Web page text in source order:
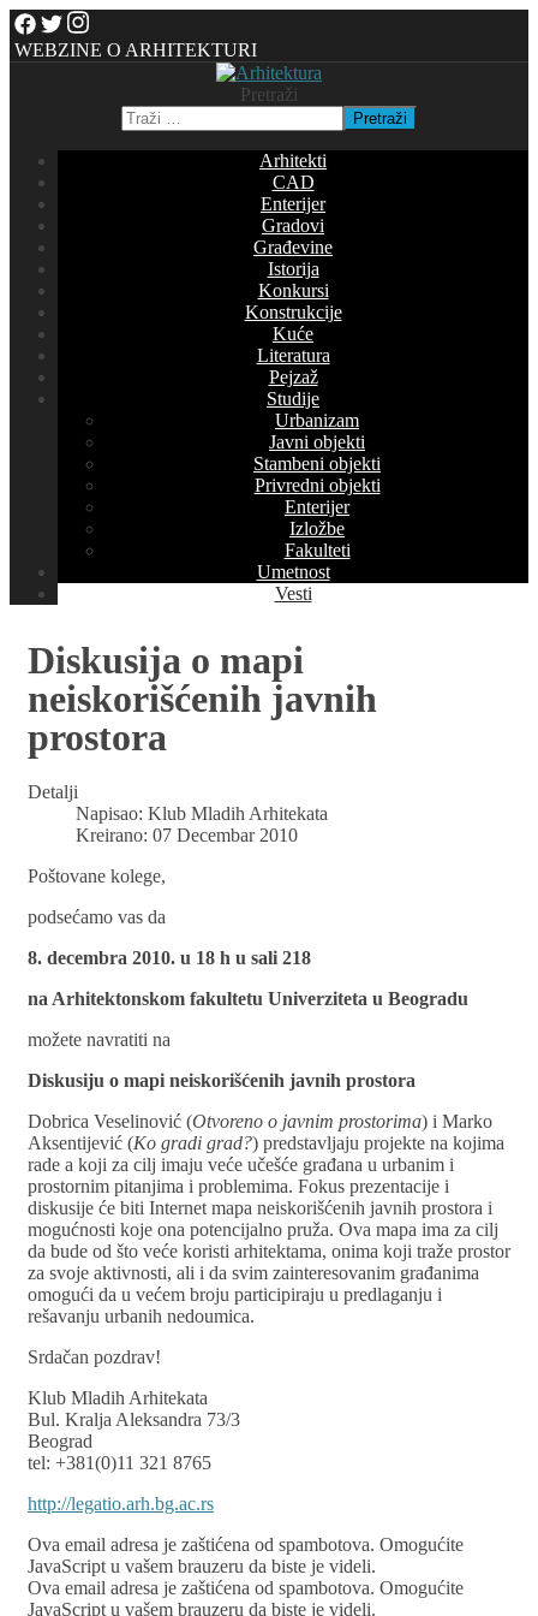
WEBZINE O ARHITEKTURI
Pretraži
Pretraži
Arhitekti
CAD
Enterijer
Gradovi
Građevine
Istorija
Konkursi
Konstrukcije
Kuće
Literatura
Pejzaž
Studije
Urbanizam
Javni objekti
Stambeni objekti
Privredni objekti
Enterijer
Izložbe
Fakulteti
Umetnost
Vesti
Diskusija o mapi
neiskorišćenih javnih
prostora
Detalji
Napisao: Klub Mladih Arhitekata
Kreirano: 07 Decembar 2010
Poštovane kolege,
podsećamo vas da
8. decembra 2010. u 18 h u sali 218
na Arhitektonskom fakultetu Univerziteta u Beogradu
možete navratiti na
Diskusiju o mapi neiskorišćenih javnih prostora
Dobrica Veselinović (Otvoreno o javnim prostorima) i Marko
Aksentijević (Ko gradi grad?) predstavljaju projekte na kojima
rade a koji za cilj imaju veće učešće građana u urbanim i
prostornim pitanjima i problemima. Fokus prezentacije i
diskusije će biti Internet mapa neiskorišćenih javnih prostora i
mogućnosti koje ona potencijalno pruža. Ova mapa ima za cilj
da bude od što veće koristi arhitektama, onima koji traže prostor
za svoje aktivnosti, ali i da svim zainteresovanim građanima
omogući da u većem broju participiraju u predlaganju i
rešavanju urbanih nedoumica.
Srdačan pozdrav!
Klub Mladih Arhitekata
Bul. Kralja Aleksandra 73/3
Beograd
tel: +381(0)11 321 8765
http://legatio.arh.bg.ac.rs
Ova email adresa je zaštićena od spambotova. Omogućite
JavaScript u vašem brauzeru da biste je videli.
Ova email adresa je zaštićena od spambotova. Omogućite
JavaScript u vašem brauzeru da biste je videli.